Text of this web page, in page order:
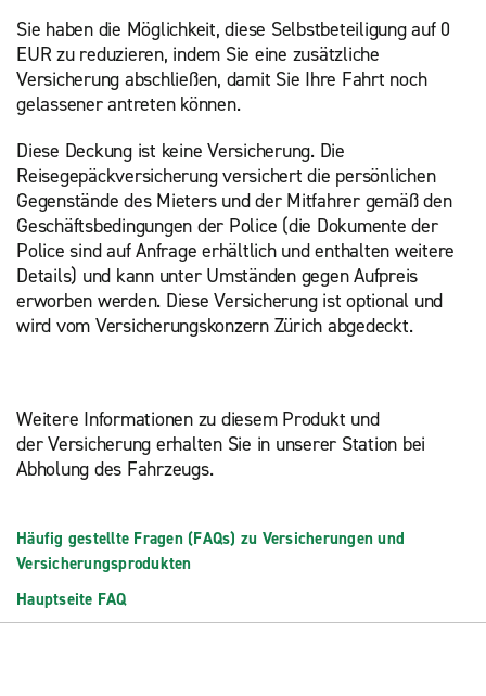
Sie haben die Möglichkeit, diese Selbstbeteiligung auf 0
EUR zu reduzieren, indem Sie eine zusätzliche
Versicherung abschließen, damit Sie Ihre Fahrt noch
gelassener antreten können.
Diese Deckung ist keine Versicherung. Die
Reisegepäckversicherung versichert die persönlichen
Gegenstände des Mieters und der Mitfahrer gemäß den
Geschäftsbedingungen der Police (die Dokumente der
Police sind auf Anfrage erhältlich und enthalten weitere
Details) und kann unter Umständen gegen Aufpreis
erworben werden. Diese Versicherung ist optional und
wird vom Versicherungskonzern Zürich abgedeckt.
Weitere Informationen zu diesem Produkt und
der Versicherung erhalten Sie in unserer Station bei
Abholung des Fahrzeugs.
Häufig gestellte Fragen (FAQs) zu Versicherungen und
Versicherungsprodukten
Hauptseite FAQ